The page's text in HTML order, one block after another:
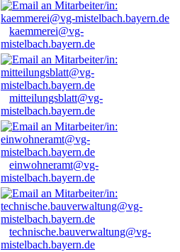
kaemmerei@vg-
mistelbach.bayern.de
mitteilungsblatt@vg-
mistelbach.bayern.de
einwohneramt@vg-
mistelbach.bayern.de
technische.bauverwaltung@vg-
mistelbach.bayern.de